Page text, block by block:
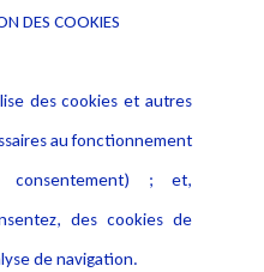
Publications
DES COOKIES
des cookies et autres
au fonctionnement
; et,
des cookies de
de navigation.